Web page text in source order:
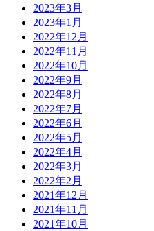
2023年3月
2023年1月
2022年12月
2022年11月
2022年10月
2022年9月
2022年8月
2022年7月
2022年6月
2022年5月
2022年4月
2022年3月
2022年2月
2021年12月
2021年11月
2021年10月